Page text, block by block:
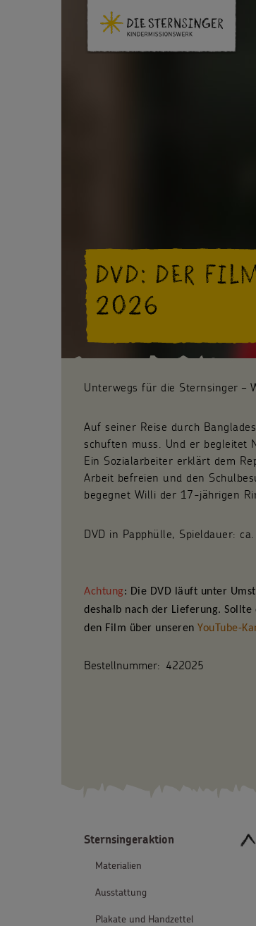
DVD: DER
2026
Unterwegs für die Sternsinger –
Auf seiner Reise durch
schuften muss. Und er begleitet
Ein Sozialarbeiter erklärt dem
Arbeit befreien und den
begegnet Willi der 17-jährigen
DVD in Papphülle, Spieldauer:
Achtung: Die DVD läuft unter
deshalb nach der Lieferung.
den Film über unseren YouTube-
Bestellnummer: 422025
Sternsingeraktion
Materialien
Ausstattung
Plakate und Handzettel